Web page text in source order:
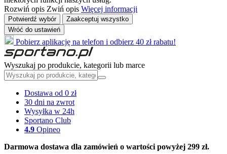
Rozwiń opis Zwiń opis Więcej informacji
Potwierdź wybór
Zaakceptuj wszystko
Wróć do ustawień
Pobierz aplikację na telefon i odbierz 40 zł rabatu!
Wyszukaj po produkcie, kategorii lub marce
Dostawa od 0 zł
30 dni na zwrot
Wysyłka w 24h
Sportano Club
4.9 Opineo
Darmowa dostawa dla zamówień o wartości powyżej 299 zł.